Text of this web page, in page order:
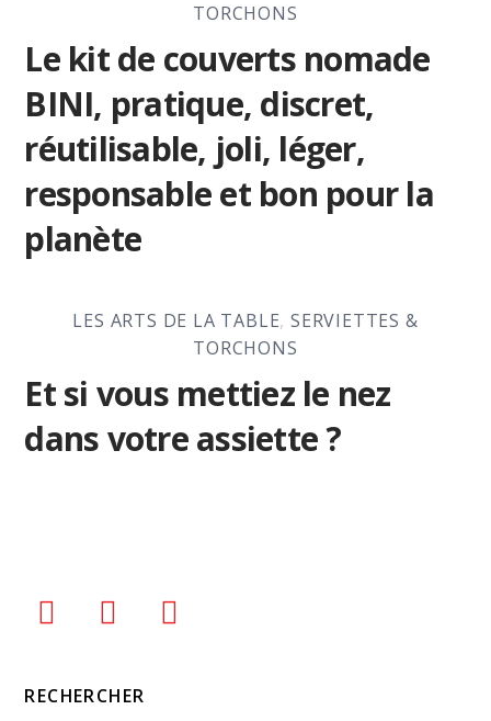
TORCHONS
Le kit de couverts nomade
BINI, pratique, discret,
réutilisable, joli, léger,
responsable et bon pour la
planète
LES ARTS DE LA TABLE, SERVIETTES &
TORCHONS
Et si vous mettiez le nez
dans votre assiette ?
RECHERCHER